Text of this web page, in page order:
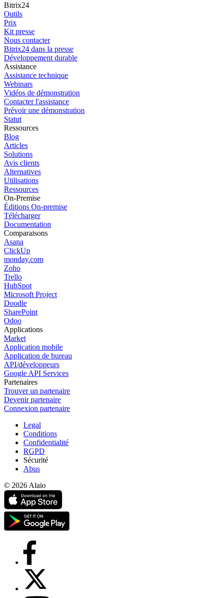
Bitrix24
Outils
Prix
Kit presse
Nous contacter
Bitrix24 dans la presse
Développement durable
Assistance
Assistance technique
Webinars
Vidéos de démonstration
Contacter l'assistance
Prévoir une démonstration
Statut
Ressources
Blog
Articles
Solutions
Avis clients
Alternatives
Utilisations
Ressources
On-Premise
Éditions On-premise
Télécharger
Documentation
Comparaisons
Asana
ClickUp
monday.com
Zoho
Trello
HubSpot
Microsoft Project
Doodle
SharePoint
Odoo
Applications
Market
Application mobile
Application de bureau
API/développeurs
Google API Services
Partenaires
Trouver un partenaire
Devenir partenaire
Connexion partenaire
Legal
Conditions
Confidentialité
RGPD
Sécurité
Abus
© 2026 Alaio